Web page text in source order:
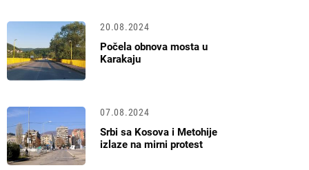
20.08.2024
Počela obnova mosta u
Karakaju
07.08.2024
Srbi sa Kosova i Metohije
izlaze na mirni protest